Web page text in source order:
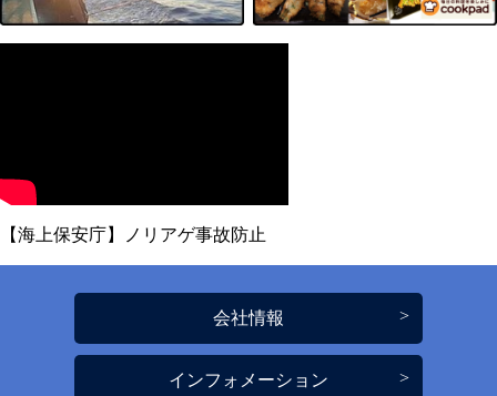
【海上保安庁】ノリアゲ事故防止
会社情報
インフォメーション